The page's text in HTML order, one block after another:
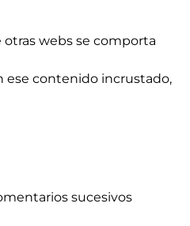
webs se comporta
ese contenido incrustado,
sucesivos